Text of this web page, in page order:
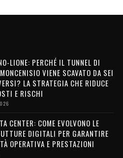
LIONE: PERCHÉ IL TUNNEL DI
VIENE SCAVATO DA SEI
LA STRATEGIA CHE RIDUCE
E RISCHI
CENTER: COME EVOLVONO LE
DIGITALI PER GARANTIRE
OPERATIVA E PRESTAZIONI